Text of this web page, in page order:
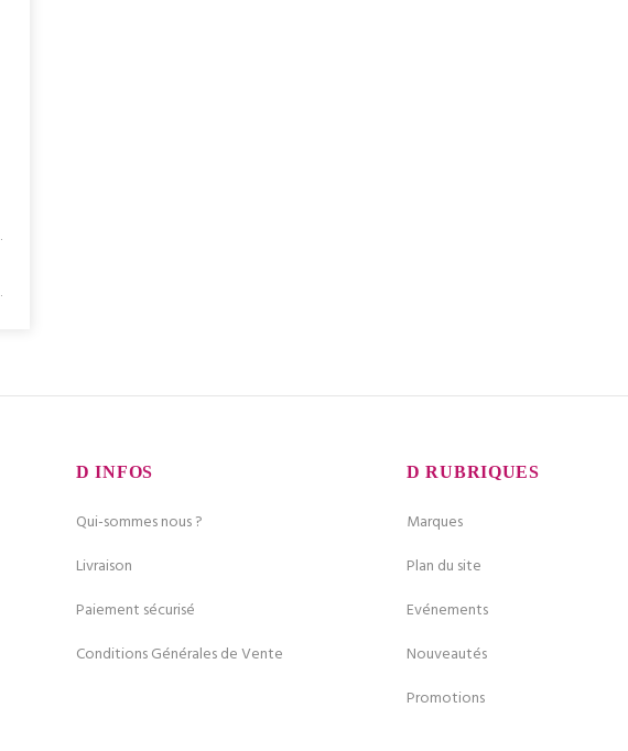
INFOS
Qui-sommes nous ?
Livraison
Paiement sécurisé
Conditions Générales de Vente
RUBRIQUES
Marques
Plan du site
Evénements
Nouveautés
Promotions